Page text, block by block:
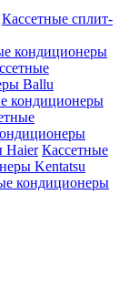
Кассетные сплит-
кондиционеры
Ballu
кондиционеры
Haier Кассетные
Kentatsu
кондиционеры